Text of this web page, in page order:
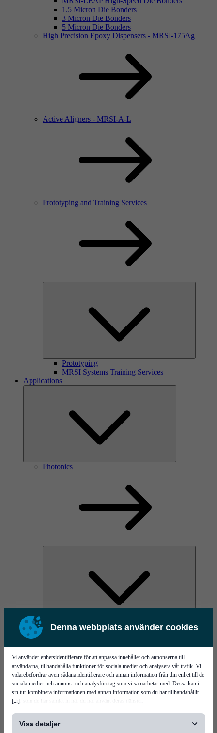
Denna webbplats använder cookies
[...]
Vi använder enhetsidentifierare för att anpassa innehållet och annonserna till
användarna, tillhandahålla funktioner för sociala medier och analysera vår trafik. Vi
vidarebefordrar även sådana identifierare och annan information från din enhet till de
sociala medier och annons- och analysföretag som vi samarbetar med. Dessa kan i
sin tur kombinera informationen med annan information som du har tillhandahållit
eller som de har samlat in när du har använt deras tjänster.
Visa detaljer
1.5 Micron Die Bonders
3 Micron Die Bonders
5 Micron Die Bonders
High Precision Epoxy Dispensers - MRSI-175Ag
Active Aligners - MRSI-A-L
Prototyping and Training Services
Prototyping
MRSI Systems Training Services
Applications
Photonics
AOC
Silicon Photonics
TO-TOSA/ROSA
Microwave & RF